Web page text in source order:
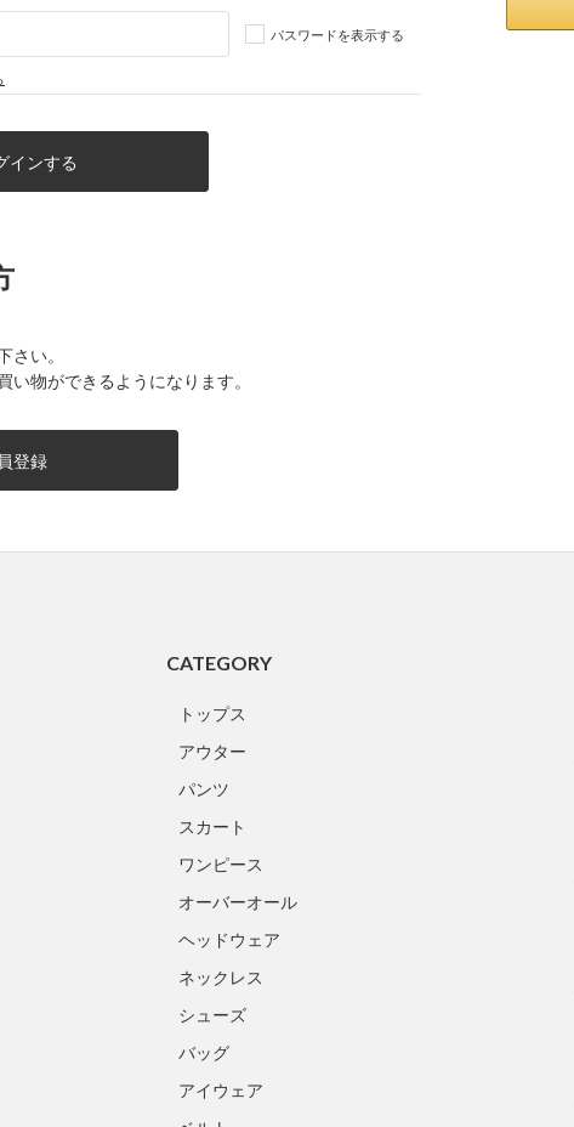
パスワードを表示する
い。
物ができるようになります。
CATEGORY
トップス
アウター
パンツ
スカート
ワンピース
オーバーオール
ヘッドウェア
ネックレス
シューズ
バッグ
アイウェア